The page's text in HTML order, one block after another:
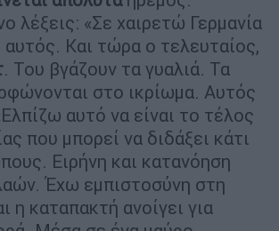
λέξεις: «Σε χαιρετώ Γερμανία
αυτός. Και τώρα ο τελευταίος,
. Του βγάζουν τα γυαλιά. Τα
στο ικρίωμα. Αυτός
αυτό να είναι το τέλος
που μπορεί να διδάξει κάτι
Ειρήνη και κατανόηση
Έχω εμπιστοσύνη στη
η καταπακτή ανοίγει για